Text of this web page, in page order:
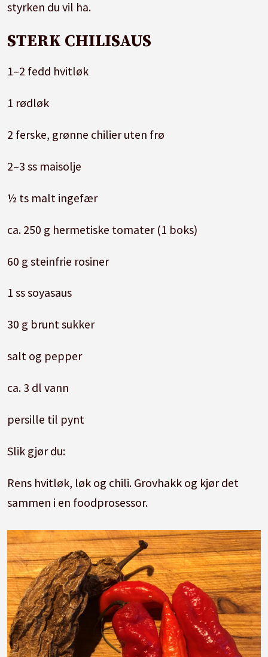
styrken du vil ha.
STERK CHILISAUS
1–2 fedd hvitløk
1 rødløk
2 ferske, grønne chilier uten frø
2–3 ss maisolje
½ ts malt ingefær
ca. 250 g hermetiske tomater (1 boks)
60 g steinfrie rosiner
1 ss soyasaus
30 g brunt sukker
salt og pepper
ca. 3 dl vann
persille til pynt
Slik gjør du:
Rens hvitløk, løk og chili. Grovhakk og kjør det
sammen i en foodprosessor.